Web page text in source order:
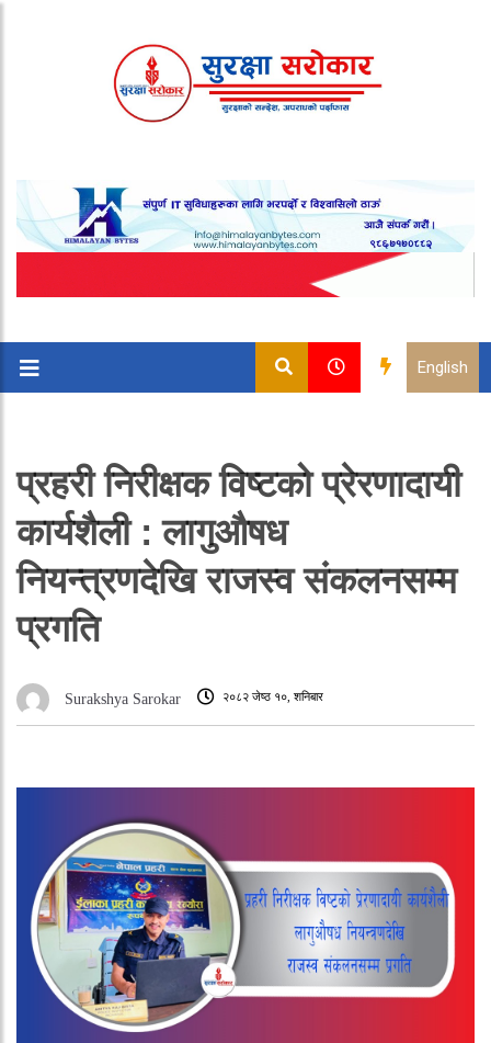
English
प्रहरी निरीक्षक विष्टको प्रेरणादायी
कार्यशैली : लागुऔषध
नियन्त्रणदेखि राजस्व संकलनसम्म
प्रगति
Surakshya Sarokar २०८२ जेष्ठ १०, शनिबार